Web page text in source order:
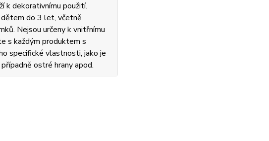
k dekorativnímu použití.
dětem do 3 let, včetně
Nejsou určeny k vnitřnímu
s každým produktem s
specifické vlastnosti, jako je
ostré hrany apod.